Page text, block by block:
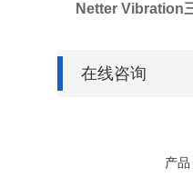
Netter Vibration
在线咨询
产品